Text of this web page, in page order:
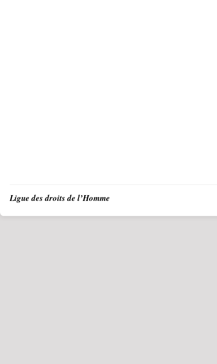
Ligue des droits de l’Homme